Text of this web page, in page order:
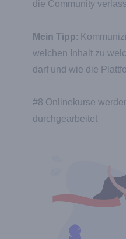
die Community
Mein Tipp:
welchen Inhalt zu
darf und wie die
#8 Onlinekurse
durchgearbeitet